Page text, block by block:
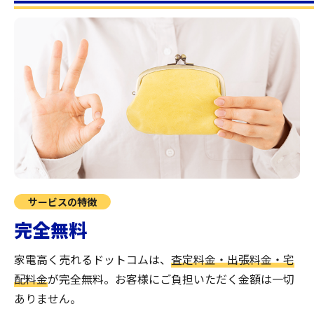
サービスの特徴
完全無料
家電高く売れるドットコムは、 査定料金・出張料金・宅
配料金が完全無料。 お客様にご負担いただく金額は一切
ありません。